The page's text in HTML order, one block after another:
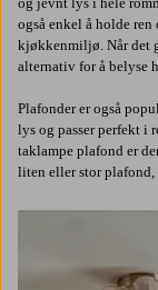
også enkel å holde
kjøkkenmiljø. Når det
alternativ for å belyse
Plafonder er også
lys og passer perfekt i
taklampe plafond er
liten eller stor plafond,